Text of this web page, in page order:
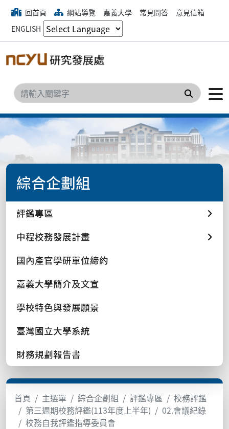
回首頁 網站導覽 嘉義大學 常見問答
意見信箱
ENGLISH
搜尋
綜合企劃組
評鑑專區
中程校務發展計畫
國內產官學研單位締約
嘉義大學簡介及文宣
學校特色與發展願景
臺灣國立大學系統
財務規劃報告書
首頁 主選單 綜合企劃組 評鑑專區
校務評鑑
第三週期校務評鑑(113年度上半年)
02.會議紀錄
校務自我評鑑指導委員會